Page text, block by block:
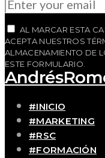
AL MARCAR ESTA
ACEPTA NUESTROS
ALMACENAMIENTO DE
ESTE FORMULARIO.
#INICIO
#MARKETING
#RSC
#FORMACIÓN